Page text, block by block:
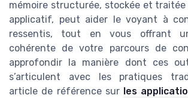
mémoire structurée, stockée et traitée
applicatif, peut aider le voyant à
ressentis, tout en vous offrant
cohérente de votre parcours de
approfondir la manière dont ces
s’articulent avec les pratiques
article de référence sur les